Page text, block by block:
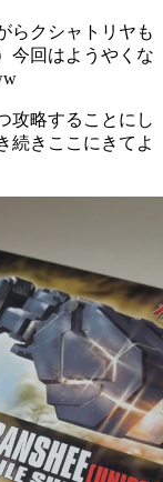
らクシャトリヤも
今回はようやくな
攻略することにし
続きここにきてよ